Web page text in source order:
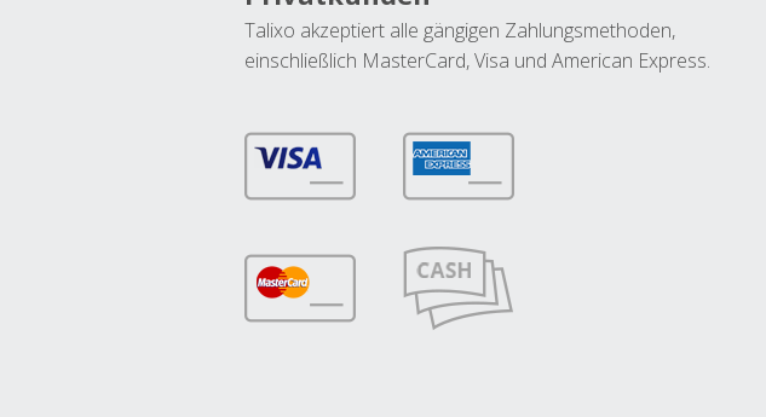
Talixo akzeptiert alle gängigen Zahlungsmethoden,
einschließlich MasterCard, Visa und American Express.